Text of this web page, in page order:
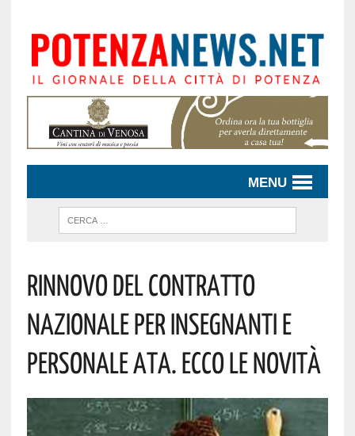
MENU
Rinnovo Del Contratto
Nazionale Per Insegnanti E
Personale ATA. Ecco Le Novità